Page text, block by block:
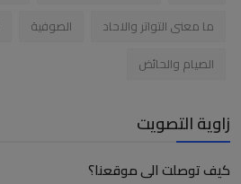
ما معنى التواتر والاحاد
الصوفية
الصيام والحائض
زاوية التصويت
كيف توصلت الى موقعنا؟